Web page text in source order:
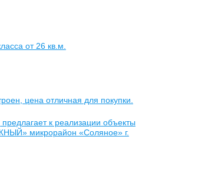
от 26 кв.м.
цена отличная для покупки.
к реализации объекты
микрорайон «Соляное» г.